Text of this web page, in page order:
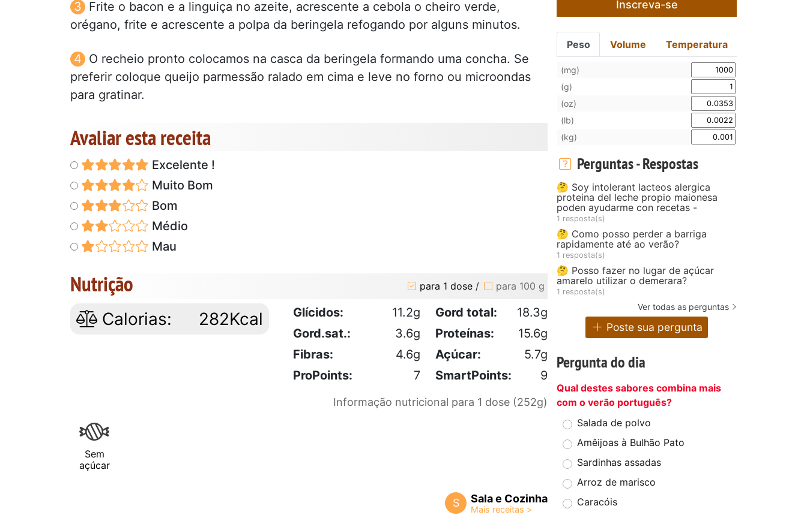
Frite o bacon e a linguiça no azeite, acrescente a cebola o cheiro verde,
orégano, frite e acrescente a polpa da beringela refogando por alguns minutos.
O recheio pronto colocamos na casca da beringela formando uma concha. Se
preferir coloque queijo parmessão ralado em cima e leve no forno ou microondas
para gratinar.
Avaliar esta receita
Excelente !
Muito Bom
Bom
Médio
Mau
Nutrição para 1 dose / para 100 g
Calorias: 282Kcal Glícidos: 11.2g Gord total:
18.3g
Gord.sat.:
3.6g Proteínas:
15.6g
Fibras:
4.6g Açúcar:
5.7g
ProPoints:
7 SmartPoints: 9
Informação nutricional para 1 dose (252g)
Sem
açúcar
S Sala e Cozinha
Inscreva-se
Peso Volume Temperatura
(mg)
(g)
(oz)
(lb)
(kg)
Perguntas - Respostas
🤔 Soy intolerant lacteos alergica
proteina del leche propio maionesa
poden ayudarme con recetas -
1 resposta(s)
🤔 Como posso perder a barriga
rapidamente até ao verão?
1 resposta(s)
🤔 Posso fazer no lugar de açúcar
amarelo utilizar o demerara?
1 resposta(s)
Ver todas as perguntas
Poste sua pergunta
Pergunta do dia
Qual destes sabores combina mais
com o verão português?
Salada de polvo
Amêijoas à Bulhão Pato
Sardinhas assadas
Arroz de marisco
Caracóis